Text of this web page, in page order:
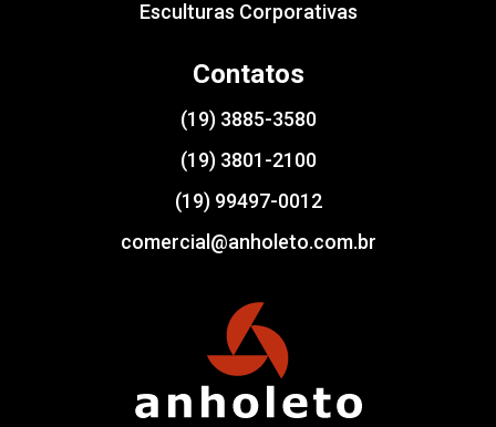
Esculturas Corporativas
Contatos
(19) 3885-3580
(19) 3801-2100
(19) 99497-0012
comercial@anholeto.com.br